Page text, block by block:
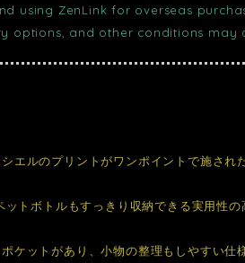
using ZenLink for overseas
options, and other conditions
エルのプリントがワンポイントで施され
トボトルもすっきり収納できる実用性の
ケットがあり、小物の整理もしやすい仕